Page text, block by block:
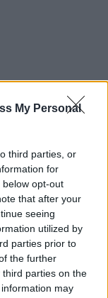
My Personal
third parties, or
for
opt-out
that after your
seeing
utilized by
parties prior to
the further
parties on the
may
accolto